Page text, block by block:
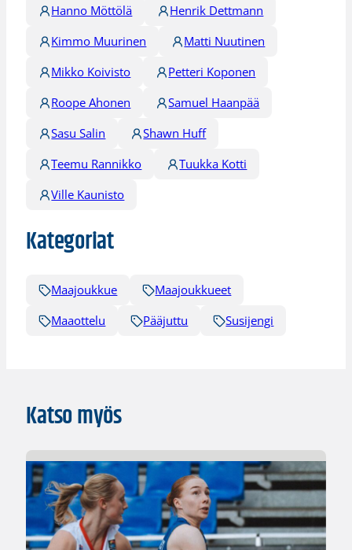
Hanno Möttölä
Henrik Dettmann
Kimmo Muurinen
Matti Nuutinen
Mikko Koivisto
Petteri Koponen
Roope Ahonen
Samuel Haanpää
Sasu Salin
Shawn Huff
Teemu Rannikko
Tuukka Kotti
Ville Kaunisto
Kategoriat
Maajoukkue
Maajoukkueet
Maaottelu
Pääjuttu Susijengi
Katso myös